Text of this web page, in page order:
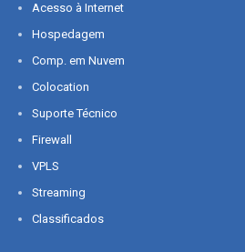
Acesso à Internet
Hospedagem
Comp. em Nuvem
Colocation
Suporte Técnico
Firewall
VPLS
Streaming
Classificados